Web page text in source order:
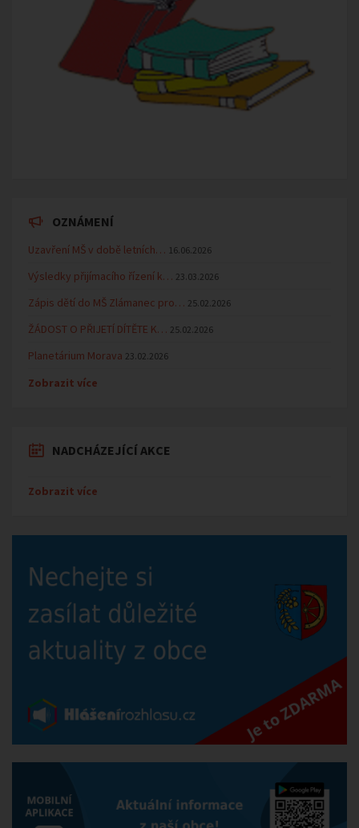
OZNÁMENÍ
Uzavření MŠ v době letních… 16.06.2026
Výsledky přijímacího řízení k… 23.03.2026
Zápis dětí do MŠ Zlámanec pro… 25.02.2026
ŽÁDOST O PŘIJETÍ DÍTĚTE K… 25.02.2026
Planetárium Morava 23.02.2026
Zobrazit více
NADCHÁZEJÍCÍ AKCE
Zobrazit více